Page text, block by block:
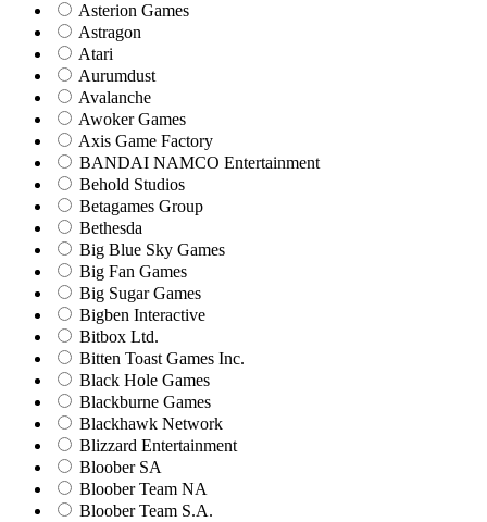
Asterion Games
Astragon
Atari
Aurumdust
Avalanche
Awoker Games
Axis Game Factory
BANDAI NAMCO Entertainment
Behold Studios
Betagames Group
Bethesda
Big Blue Sky Games
Big Fan Games
Big Sugar Games
Bigben Interactive
Bitbox Ltd.
Bitten Toast Games Inc.
Black Hole Games
Blackburne Games
Blackhawk Network
Blizzard Entertainment
Bloober SA
Bloober Team NA
Bloober Team S.A.